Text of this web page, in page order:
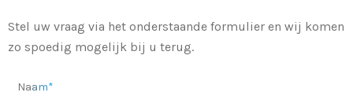
Stel uw vraag via het onderstaande formulier en wij komen
zo spoedig mogelijk bij u terug.